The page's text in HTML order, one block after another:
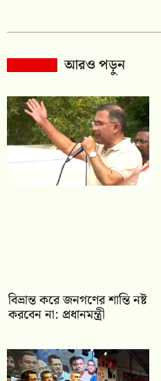
আরও পড়ুন
বিভ্রান্ত করে জনগণের শান্তি নষ্ট
করবেন না: প্রধানমন্ত্রী